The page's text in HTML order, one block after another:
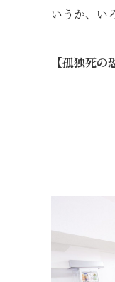
いうか、い
【孤独死